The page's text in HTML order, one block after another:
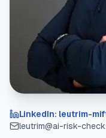
LinkedIn: leutrim-
leutrim@ai-risk-